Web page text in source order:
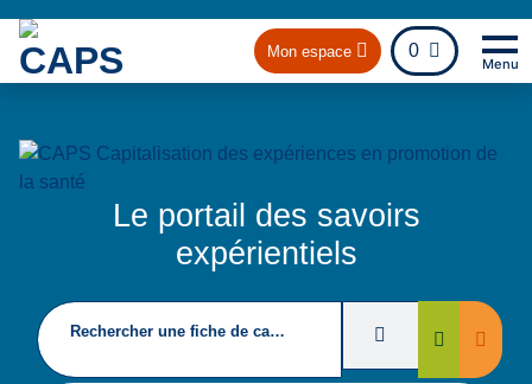
Mon espace 0
fichier
Menu
Le portail des savoirs
expérientiels
Rechercher une fiche de capitalisation Filtres deRechercher